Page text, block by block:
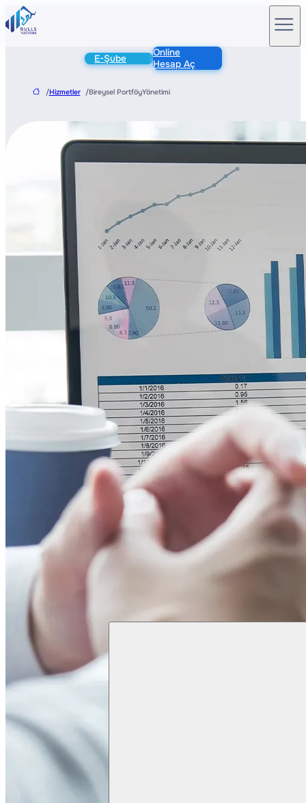
E-Şube
Online
Hesap Aç
/Hizmetler /Bireysel PortföyYönetimi